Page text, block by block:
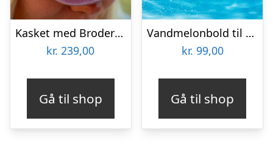
Kasket med Broderi – Egen Tekst
kr. 239,00
Gå til shop
Vandmelonbold til Poolen
kr. 99,00
Gå til shop